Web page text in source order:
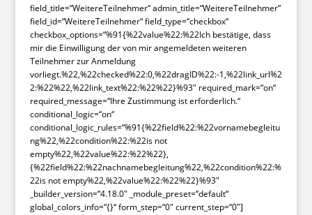
field_title=“WeitereTeilnehmer“ admin_title=“WeitereTeilnehmer“
field_id=“WeitereTeilnehmer“ field_type=“checkbox“
checkbox_options=“%91{%22value%22:%22Ich bestätige, dass
mir die Einwilligung der von mir angemeldeten weiteren
Teilnehmer zur Anmeldung
vorliegt.%22,%22checked%22:0,%22dragID%22:-1,%22link_url%2
2:%22%22,%22link_text%22:%22%22}%93″ required_mark=“on“
required_message=“Ihre Zustimmung ist erforderlich.“
conditional_logic=“on“
conditional_logic_rules=“%91{%22field%22:%22vornamebegleitu
ng%22,%22condition%22:%22is not
empty%22,%22value%22:%22%22},
{%22field%22:%22nachnamebegleitung%22,%22condition%22:%
22is not empty%22,%22value%22:%22%22}%93″
_builder_version=“4.18.0″ _module_preset=“default“
global_colors_info=“{}“ form_step=“0″ current_step=“0″]